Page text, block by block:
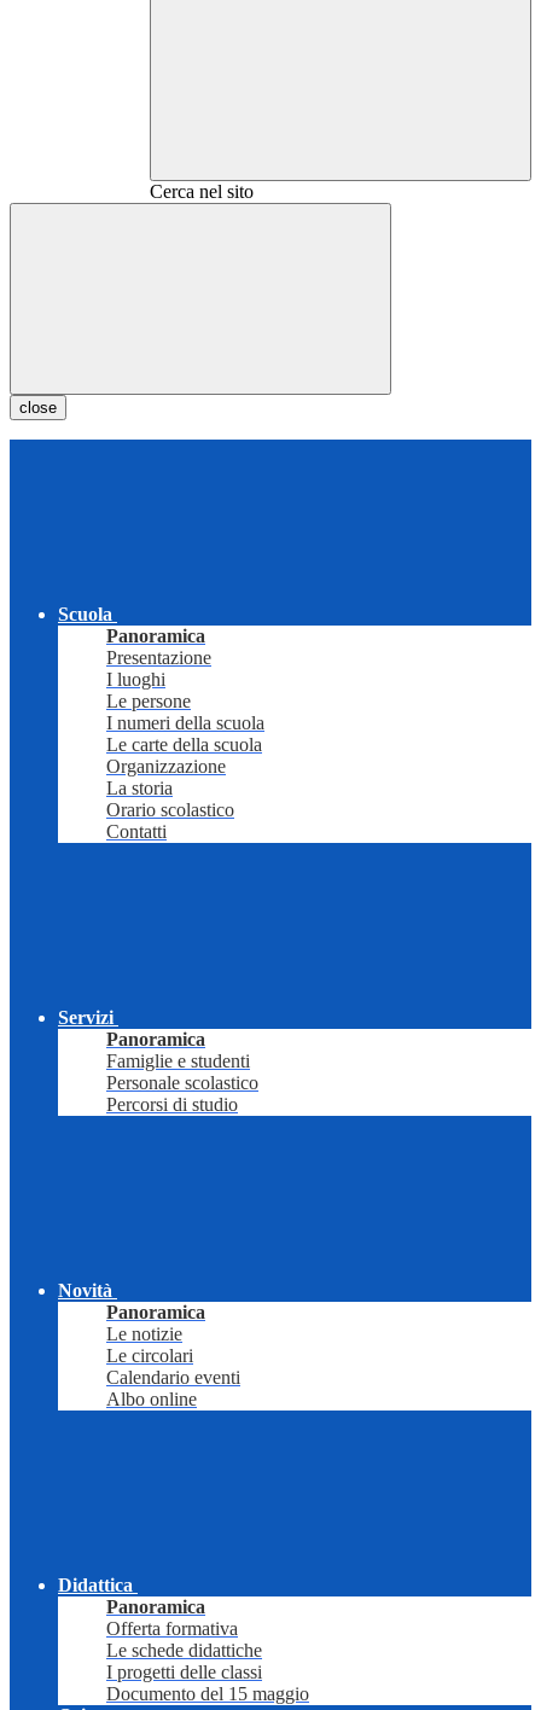
Cerca nel sito
close
Scuola
Panoramica
Presentazione
I luoghi
Le persone
I numeri della scuola
Le carte della scuola
Organizzazione
La storia
Orario scolastico
Contatti
Servizi
Panoramica
Famiglie e studenti
Personale scolastico
Percorsi di studio
Novità
Panoramica
Le notizie
Le circolari
Calendario eventi
Albo online
Didattica
Panoramica
Offerta formativa
Le schede didattiche
I progetti delle classi
Documento del 15 maggio